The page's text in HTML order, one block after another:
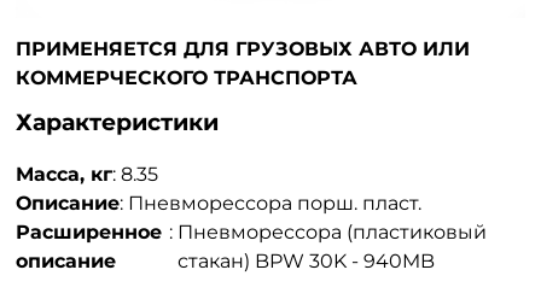
ПРИМЕНЯЕТСЯ ДЛЯ ГРУЗОВЫХ АВТО ИЛИ
КОММЕРЧЕСКОГО ТРАНСПОРТА
Характеристики
Масса, кг:8.35
Описание: Пневморессора порш. пласт.
Расширенное
описание
: Пневморессора (пластиковый
стакан) BPW 30K - 940MB